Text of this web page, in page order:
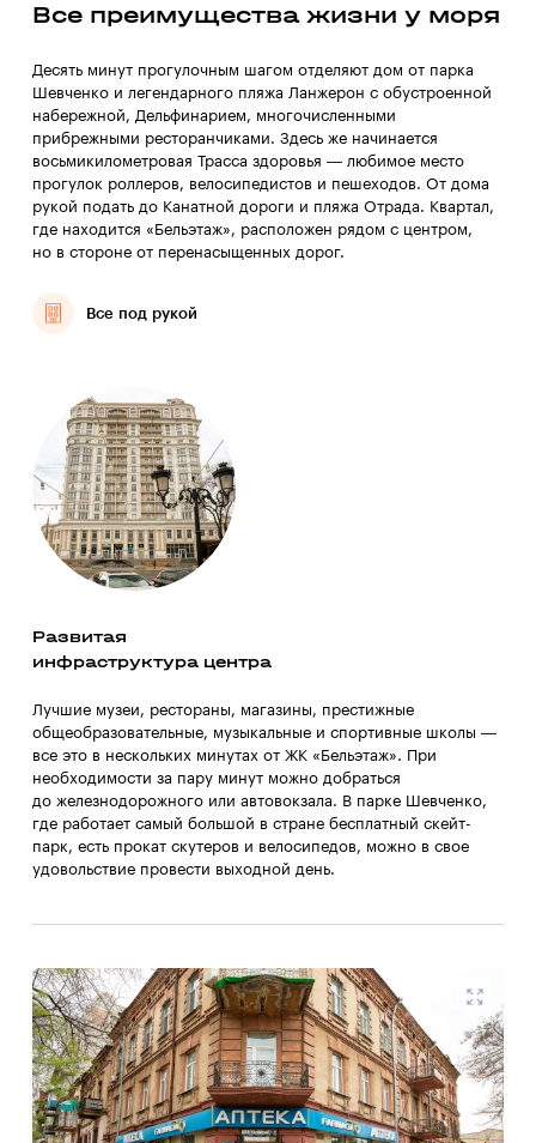
Все преимущества жизни у моря
Десять минут прогулочным шагом отделяют дом от парка
Шевченко и легендарного пляжа Ланжерон с обустроенной
набережной, Дельфинарием, многочисленными
прибрежными ресторанчиками. Здесь же начинается
восьмикилометровая Трасса здоровья — любимое место
прогулок роллеров, велосипедистов и пешеходов. От дома
рукой подать до Канатной дороги и пляжа Отрада. Квартал,
где находится «Бельэтаж», расположен рядом с центром,
но в стороне от перенасыщенных дорог.
Все под рукой
Развитая
инфраструктура центра
Лучшие музеи, рестораны, магазины, престижные
общеобразовательные, музыкальные и спортивные школы —
все это в нескольких минутах от ЖК «Бельэтаж». При
необходимости за пару минут можно добраться
до железнодорожного или автовокзала. В парке Шевченко,
где работает самый большой в стране бесплатный скейт-
парк, есть прокат скутеров и велосипедов, можно в свое
удовольствие провести выходной день.